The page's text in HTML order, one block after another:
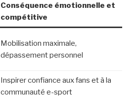
Conséquence émotionnelle et
compétitive
Mobilisation maximale,
dépassement personnel
Inspirer confiance aux fans et à la
communauté e-sport